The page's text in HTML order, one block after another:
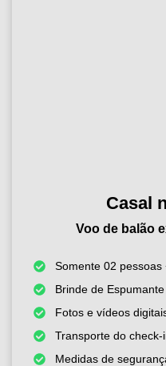
Casal
Voo de balão
Somente 02 pessoas
Brinde de
Fotos e vídeos
Transporte do
Medidas de